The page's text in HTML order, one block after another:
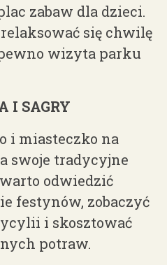
zabaw dla dzieci.
się chwilę
wizyta parku
I SAGRY
i miasteczko na
swoje tradycyjne
odwiedzić
festynów, zobaczyć
i skosztować
potraw.